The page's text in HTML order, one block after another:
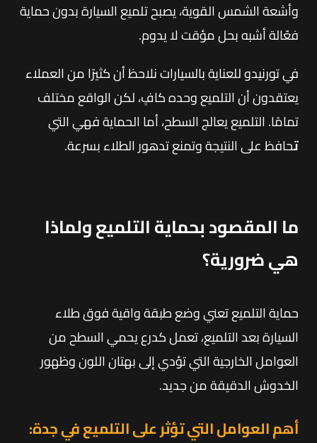
وأشعة الشمس القوية، يصبح تلميع السيارة بدون حماية
فعّالة أشبه بحل مؤقت لا يدوم.
في تورنيدو للعناية بالسيارات نلاحظ أن كثيرًا من العملاء
يعتقدون أن التلميع وحده كافٍ، لكن الواقع مختلف
تمامًا. التلميع يعالج السطح، أما الحماية فهي التي
تحافظ على النتيجة وتمنع تدهور الطلاء بسرعة.
ما المقصود بحماية التلميع ولماذا
هي ضرورية؟
حماية التلميع تعني وضع طبقة واقية فوق طلاء
السيارة بعد التلميع، تعمل كدرع يحمي السطح من
العوامل الخارجية التي تؤدي إلى بهتان اللون وظهور
الخدوش الدقيقة من جديد.
أهم العوامل التي تؤثر على التلميع في جدة: